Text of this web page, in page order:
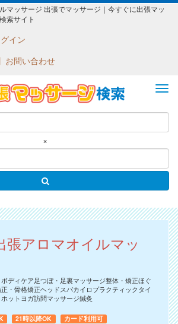
マッサージ 出張でマッサージ｜今すぐに出張マッ
索サイト
イン
お問い合わせ
×
張アロマオイルマッ
ディケア足つぼ・足裏マッサージ整体・矯正ほぐ
・骨格矯正ヘッドスパカイロプラクティックタイ
ットヨガ訪問マッサージ鍼灸
21時以降OK
カード利用可